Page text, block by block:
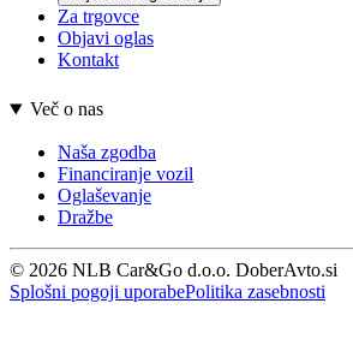
Za trgovce
Objavi oglas
Kontakt
Več o nas
Naša zgodba
Financiranje vozil
Oglaševanje
Dražbe
© 2026 NLB Car&Go d.o.o. DoberAvto.si
Splošni pogoji uporabePolitika zasebnosti